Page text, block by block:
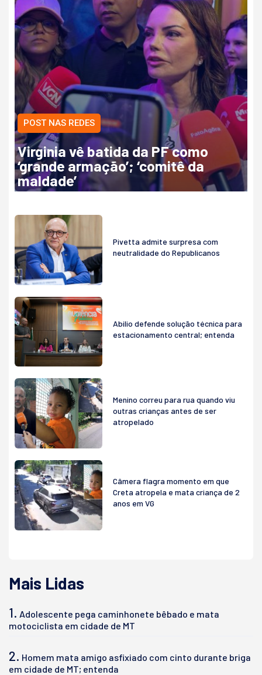
POST NAS REDES
Virginia vê batida da PF como
‘grande armação’; ‘comitê da
maldade’
Pivetta admite surpresa com
neutralidade do Republicanos
Abilio defende solução técnica para
estacionamento central; entenda
Menino correu para rua quando viu
outras crianças antes de ser
atropelado
Câmera flagra momento em que
Creta atropela e mata criança de 2
anos em VG
Mais Lidas
1. Adolescente pega caminhonete bêbado e mata
motociclista em cidade de MT
2. Homem mata amigo asfixiado com cinto durante briga
em cidade de MT; entenda